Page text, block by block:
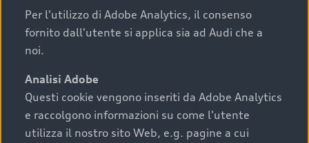
I requisiti fondamentali da considerare prima di
acquistare un’auto usata, oltre al prezzo e all'aspetto,
chilometraggio: un valore contenuto corrisponde a
uno stato migliore del veicolo e a una maggiore
durata nel tempo;
Per l'utilizzo di Adobe Analytics, il consenso
fornito dall'utente si applica sia ad Audi che a
noi.
Analisi Adobe
Questi cookie vengono inseriti da Adobe Analytics
e raccolgono informazioni su come l'utente
utilizza il nostro sito Web, e.g. pagine a cui